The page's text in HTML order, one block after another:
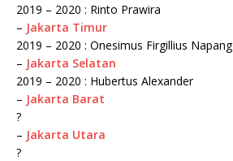
2019 – 2020 : Rinto Prawira
– Jakarta Timur
2019 – 2020 : Onesimus Firgillius Napang
– Jakarta Selatan
2019 – 2020 : Hubertus Alexander
– Jakarta Barat
?
– Jakarta Utara
?